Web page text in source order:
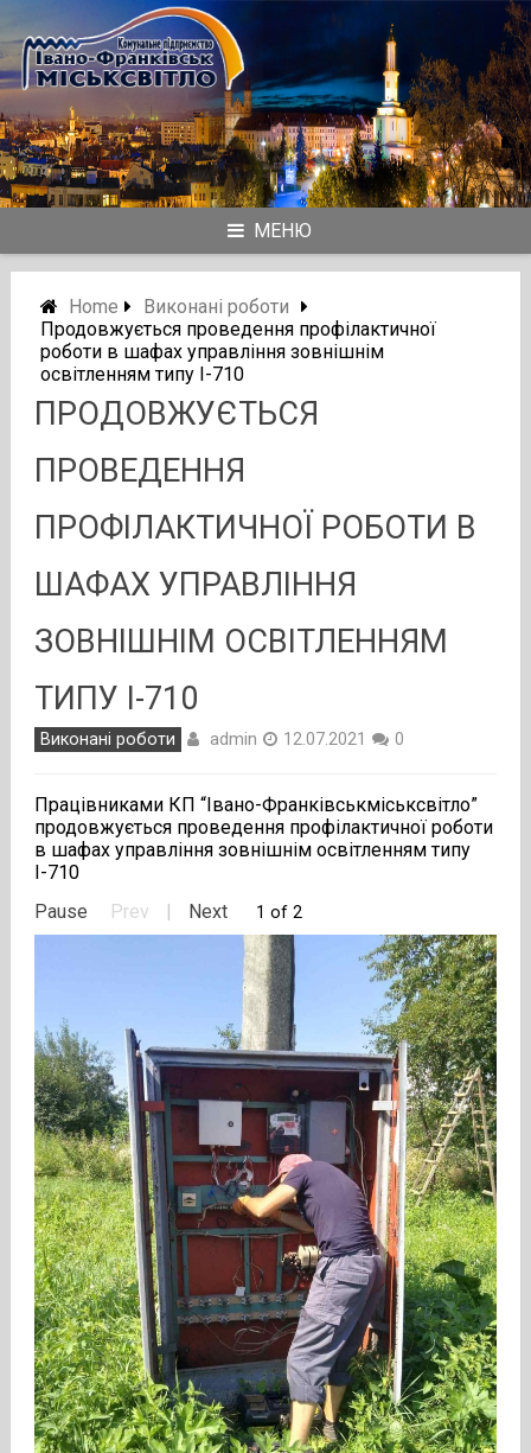
to
content
МЕНЮ
Home
Виконані роботи
Продовжується проведення профілактичної
роботи в шафах управління зовнішнім
освітленням типу І-710
ПРОДОВЖУЄТЬСЯ
ПРОВЕДЕННЯ
ПРОФІЛАКТИЧНОЇ РОБОТИ В
ШАФАХ УПРАВЛІННЯ
ЗОВНІШНІМ ОСВІТЛЕННЯМ
ТИПУ І-710
Виконані роботи admin 12.07.2021 0
Працівниками КП “Івано-Франківськміськсвітло”
продовжується проведення профілактичної роботи
в шафах управління зовнішнім освітленням типу
І-710
Pause
Prev | Next 1 of 2